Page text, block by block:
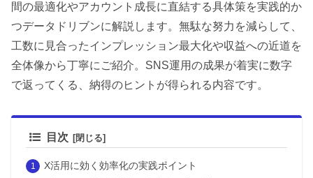
間の最適化やアカウント成長に直結する具体策を実践的か
つデータドリブンに解説します。無駄な努力を減らして、
工数に見合ったインプレッション最大化や収益への近道を
全体像から丁寧にご紹介。SNS運用の成果が着実に数字
で返ってくる、納得のヒントが得られる内容です。
目次
X活用に効く効率化の実践ポイント